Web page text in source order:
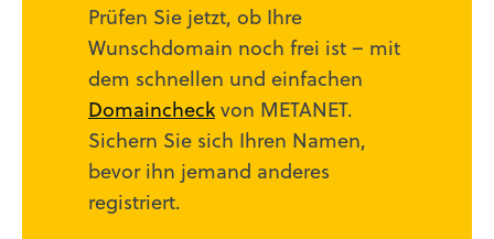
Prüfen Sie jetzt, ob Ihre
Wunschdomain noch frei ist – mit
dem schnellen und einfachen
Domaincheckvon METANET.
Sichern Sie sich Ihren Namen,
bevor ihn jemand anderes
registriert.